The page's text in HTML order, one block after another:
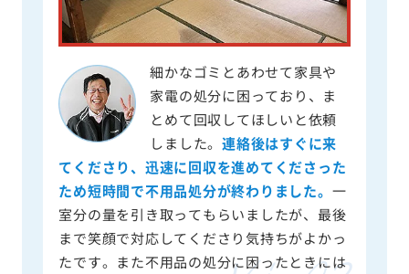
細かなゴミとあわせて家具や
家電の処分に困っており、ま
とめて回収してほしいと依頼
しました。連絡後はすぐに来
てくださり、迅速に回収を進めてくださった
ため短時間で不用品処分が終わりました。 一
室分の量を引き取ってもらいましたが、最後
まで笑顔で対応してくださり気持ちがよかっ
たです。また不用品の処分に困ったときには